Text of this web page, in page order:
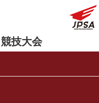
技大会